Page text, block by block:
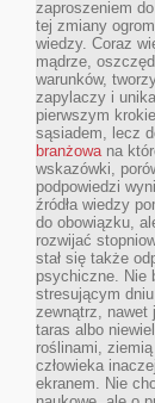
zaproszeniem
tej zmiany
wiedzy. Coraz
mądrze,
warunków,
zapylaczy i
pierwszym
sąsiadem, lecz
branżowana
wskazówki,
podpowiedzi
źródła wiedzy
do obowiązku,
rozwijać
stał się także
psychiczne. Nie
stresującym
zewnątrz, nawet
taras albo
roślinami, ziemią
człowieka
ekranem. Nie